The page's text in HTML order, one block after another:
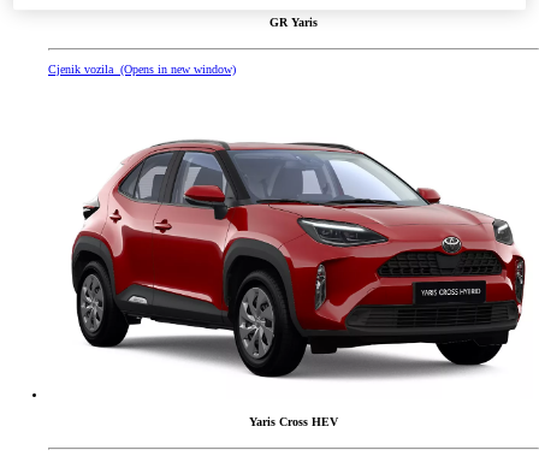
GR Yaris
Cjenik vozila (Opens in new window)
Yaris Cross HEV